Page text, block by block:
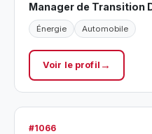
Manager de Transition
Énergie Automobile
Voir le profil
#1066